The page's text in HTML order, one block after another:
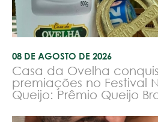
08 DE AGOSTO DE 2026
Casa da Ovelha
premiações no Festival
Queijo: Prêmio Queijo